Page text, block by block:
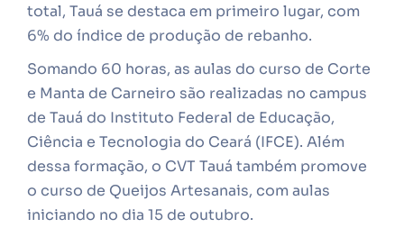
total, Tauá se destaca em primeiro lugar, com
6% do índice de produção de rebanho.
Somando 60 horas, as aulas do curso de Corte
e Manta de Carneiro são realizadas no campus
de Tauá do Instituto Federal de Educação,
Ciência e Tecnologia do Ceará (IFCE). Além
dessa formação, o CVT Tauá também promove
o curso de Queijos Artesanais, com aulas
iniciando no dia 15 de outubro.